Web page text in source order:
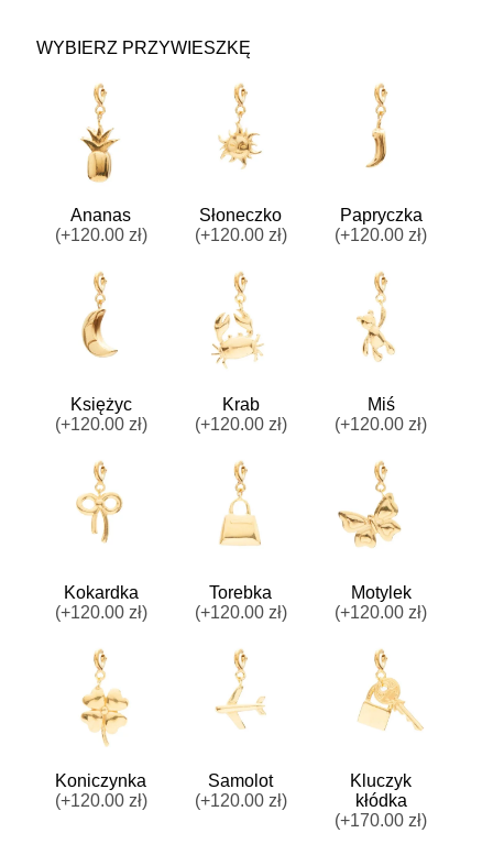
WYBIERZ PRZYWIESZKĘ
Ananas
(+120.00 zł)
Słoneczko
(+120.00 zł)
Papryczka
(+120.00 zł)
Księżyc
(+120.00 zł)
Krab
(+120.00 zł)
Miś
(+120.00 zł)
Kokardka
(+120.00 zł)
Torebka
(+120.00 zł)
Motylek
(+120.00 zł)
Koniczynka
(+120.00 zł)
Samolot
(+120.00 zł)
Kluczyk
kłódka
(+170.00 zł)